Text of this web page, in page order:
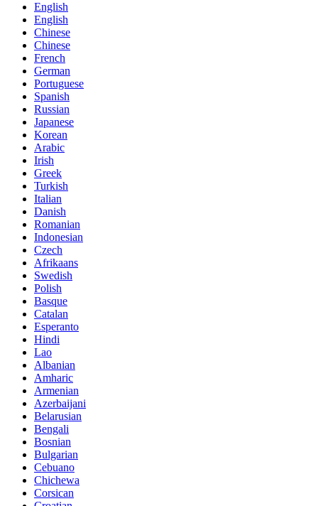
English
English
Chinese
Chinese
French
German
Portuguese
Spanish
Russian
Japanese
Korean
Arabic
Irish
Greek
Turkish
Italian
Danish
Romanian
Indonesian
Czech
Afrikaans
Swedish
Polish
Basque
Catalan
Esperanto
Hindi
Lao
Albanian
Amharic
Armenian
Azerbaijani
Belarusian
Bengali
Bosnian
Bulgarian
Cebuano
Chichewa
Corsican